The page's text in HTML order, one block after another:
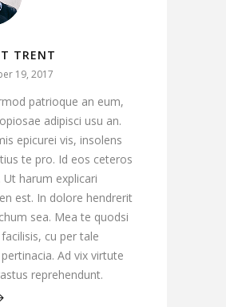
TRENT
19, 2017
patrioque an eum,
adipisci usu an.
epicurei vis, insolens
te pro. Id eos ceteros
Ut harum explicari
est. In dolore hendrerit
sea. Mea te quodsi
cu per tale
Ad vix virtute
reprehendunt.